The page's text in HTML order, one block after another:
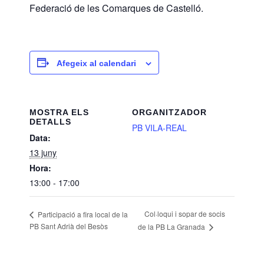
Federació de les Comarques de Castelló.
Afegeix al calendari
MOSTRA ELS
DETALLS
Data:
13 juny
Hora:
13:00 - 17:00
ORGANITZADOR
PB VILA-REAL
Participació a fira local de la
PB Sant Adrià del Besòs
Col·loqui i sopar de socis
de la PB La Granada